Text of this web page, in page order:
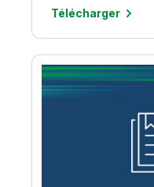
Télécharger